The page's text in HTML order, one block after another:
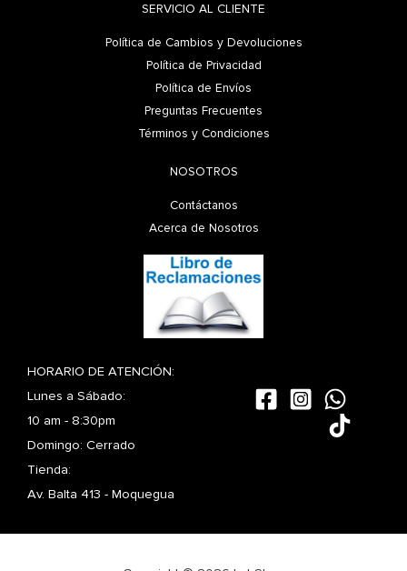
SERVICIO AL CLIENTE
Política de Cambios y Devoluciones
Política de Privacidad
Política de Envíos
Preguntas Frecuentes
Términos y Condiciones
NOSOTROS
Contáctanos
Acerca de Nosotros
HORARIO DE ATENCIÓN:
Lunes a Sábado:
10 am - 8:30pm
Domingo: Cerrado
Tienda:
Av. Balta 413 - Moquegua